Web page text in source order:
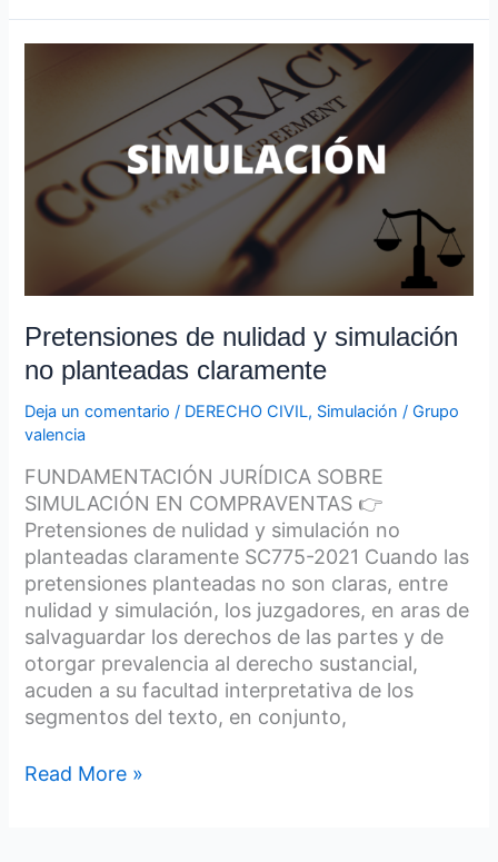
Pretensiones de nulidad y simulación
no planteadas claramente
Deja un comentario / DERECHO CIVIL, Simulación /Grupo
valencia
FUNDAMENTACIÓN JURÍDICA SOBRE
SIMULACIÓN EN COMPRAVENTAS 👉
Pretensiones de nulidad y simulación no
planteadas claramente SC775-2021 Cuando las
pretensiones planteadas no son claras, entre
nulidad y simulación, los juzgadores, en aras de
salvaguardar los derechos de las partes y de
otorgar prevalencia al derecho sustancial,
acuden a su facultad interpretativa de los
segmentos del texto, en conjunto,
simulación
no
planteadas
Read More »